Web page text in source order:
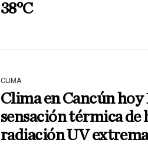
38°C
CLIMA
Clima en Cancún hoy
sensación térmica de
radiación UV extrema